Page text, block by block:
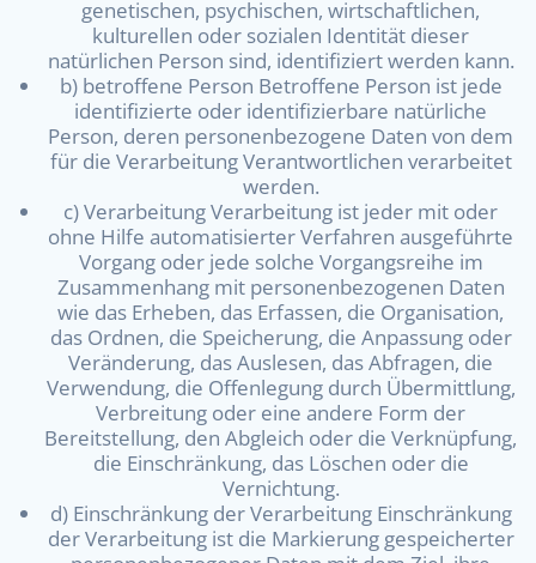
genetischen, psychischen, wirtschaftlichen,
kulturellen oder sozialen Identität dieser
natürlichen Person sind, identifiziert werden kann.
b) betroffene Person Betroffene Person ist jede
identifizierte oder identifizierbare natürliche
Person, deren personenbezogene Daten von dem
für die Verarbeitung Verantwortlichen verarbeitet
werden.
c) Verarbeitung Verarbeitung ist jeder mit oder
ohne Hilfe automatisierter Verfahren ausgeführte
Vorgang oder jede solche Vorgangsreihe im
Zusammenhang mit personenbezogenen Daten
wie das Erheben, das Erfassen, die Organisation,
das Ordnen, die Speicherung, die Anpassung oder
Veränderung, das Auslesen, das Abfragen, die
Verwendung, die Offenlegung durch Übermittlung,
Verbreitung oder eine andere Form der
Bereitstellung, den Abgleich oder die Verknüpfung,
die Einschränkung, das Löschen oder die
Vernichtung.
d) Einschränkung der Verarbeitung Einschränkung
der Verarbeitung ist die Markierung gespeicherter